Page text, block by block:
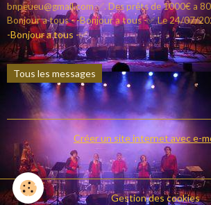
bnpeueu@gmail.com ✅. Des prêts de 1000€ a
Bonjour a tous - -Bonjour a tous -✅Le 24/07/
-Bonjour a tous -✅
Tous les messages
Créer un site internet avec e-
Gestion des cookies